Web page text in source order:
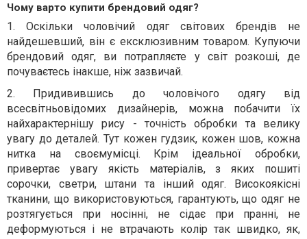
Чому варто купити брендовий одяг?
1.Оскільки чоловічий одяг світових брендів не
найдешевший, він є ексклюзивним товаром. Купуючи
брендовий одяг, ви потрапляєте у світ розкоші, де
почуваєтесь інакше, ніж зазвичай.
2. Придивившись до чоловічого одягу від
всесвітньовідомих дизайнерів, можна побачитиїх
найхарактернішу рису - точність обробки та велику
увагу до деталей. Тут кожен гудзик, кожен шов, кожна
нитка на своємумісці. Крім ідеальної обробки,
привертає увагу якість матеріалів, з яких пошиті
сорочки, светри, штани та інший одяг. Високоякісні
тканини, що використовуються, гарантують, що одяг не
розтягується при носінні, не сідає при пранні, не
деформуються і не втрачають колір так швидко, як,